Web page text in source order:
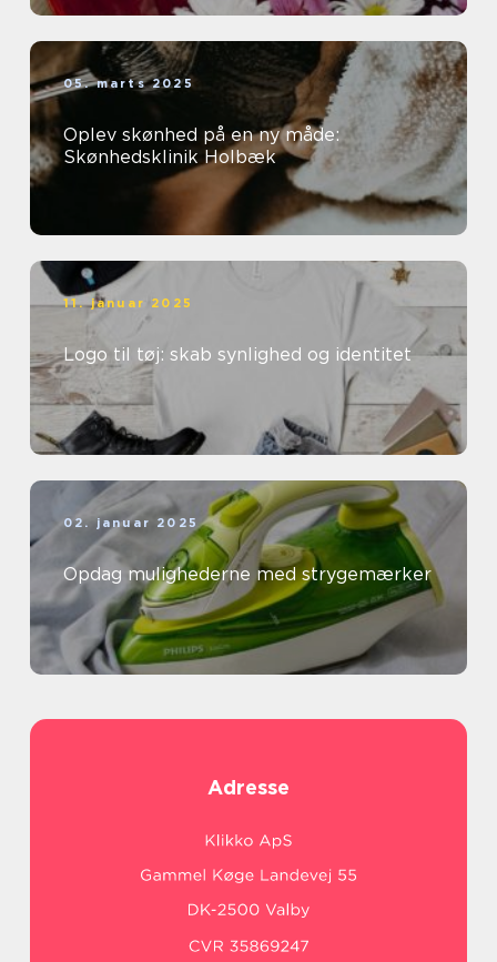
05. marts 2025
Oplev skønhed på en ny måde:
Skønhedsklinik Holbæk
11. januar 2025
Logo til tøj: skab synlighed og identitet
02. januar 2025
Opdag mulighederne med strygemærker
Adresse